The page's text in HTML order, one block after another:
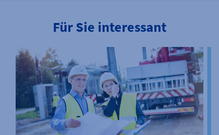
Für Sie interessant